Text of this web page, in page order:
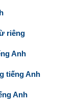
riêng
Anh
tiếng Anh
Anh